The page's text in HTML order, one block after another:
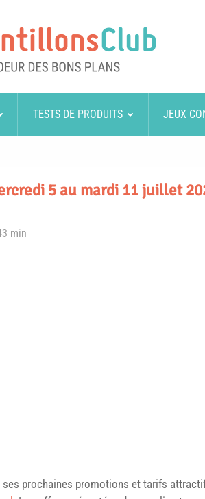
TESTS DE PRODUITS JEUX
5 au mardi 11 juillet
min
ses prochaines promotions et tarifs